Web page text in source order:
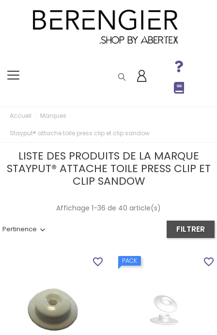
Accueil Marques
Stayput® attache toile press clip et clip sandow
LISTE DES PRODUITS DE LA MARQUE
STAYPUT® ATTACHE TOILE PRESS CLIP ET
CLIP SANDOW
Pertinence FILTRER
Affichage 1-36 de 40 article(s)
favorite_border PACK favorite_border